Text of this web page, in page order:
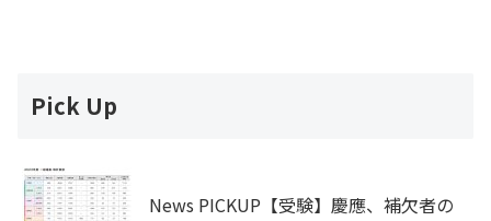
Pick Up
News PICKUP【受験】慶應、補欠者の